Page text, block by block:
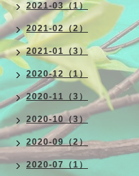
2021-03（1）
2021-02（2）
2021-01（3）
2020-12（1）
2020-11（3）
2020-10（3）
2020-09（2）
2020-07（1）